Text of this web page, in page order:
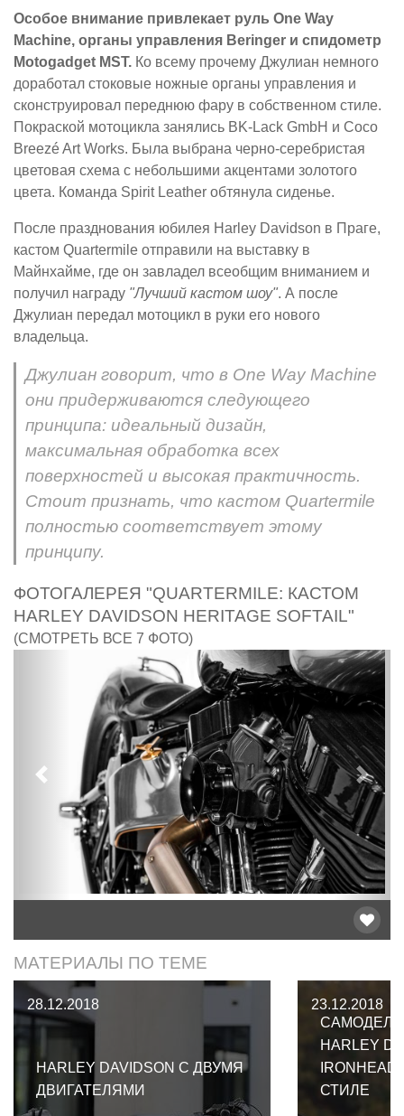
Особое внимание привлекает руль One Way
Machine, органы управления Beringer и спидометр
Motogadget MST. Ко всему прочему Джулиан немного
доработал стоковые ножные органы управления и
сконструировал переднюю фару в собственном стиле.
Покраской мотоцикла занялись BK-Lack GmbH и Coco
Breezé Art Works. Была выбрана черно-серебристая
цветовая схема с небольшими акцентами золотого
цвета. Команда Spirit Leather обтянула сиденье.
После празднования юбилея Harley Davidson в Праге,
кастом Quartermile отправили на выставку в
Майнхайме, где он завладел всеобщим вниманием и
получил награду "Лучший кастом шоу". А после
Джулиан передал мотоцикл в руки его нового
владельца.
Джулиан говорит, что в One Way Machine
они придерживаются следующего
принципа: идеальный дизайн,
максимальная обработка всех
поверхностей и высокая практичность.
Стоит признать, что кастом Quartermile
полностью соответствует этому
принципу.
ФОТОГАЛЕРЕЯ "QUARTERMILE: КАСТОМ
HARLEY DAVIDSON HERITAGE SOFTAIL"
(СМОТРЕТЬ ВСЕ 7 ФОТО)
Предыдущий
МАТЕРИАЛЫ ПО ТЕМЕ
28.12.2018
HARLEY DAVIDSON С ДВУМЯ
ДВИГАТЕЛЯМИ
23.12.2018
HARLEY
СТИЛЕ